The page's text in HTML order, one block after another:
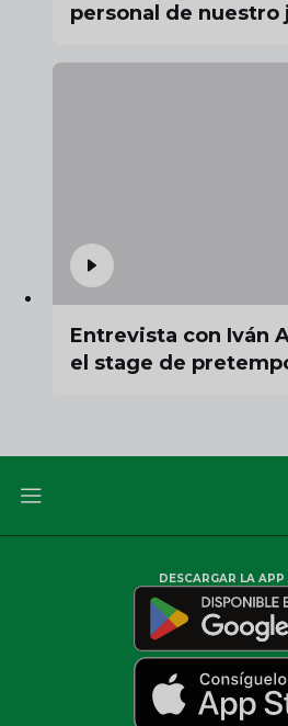
personal de
Entrevista con Iván
el stage de
DESCARGAR LA APP